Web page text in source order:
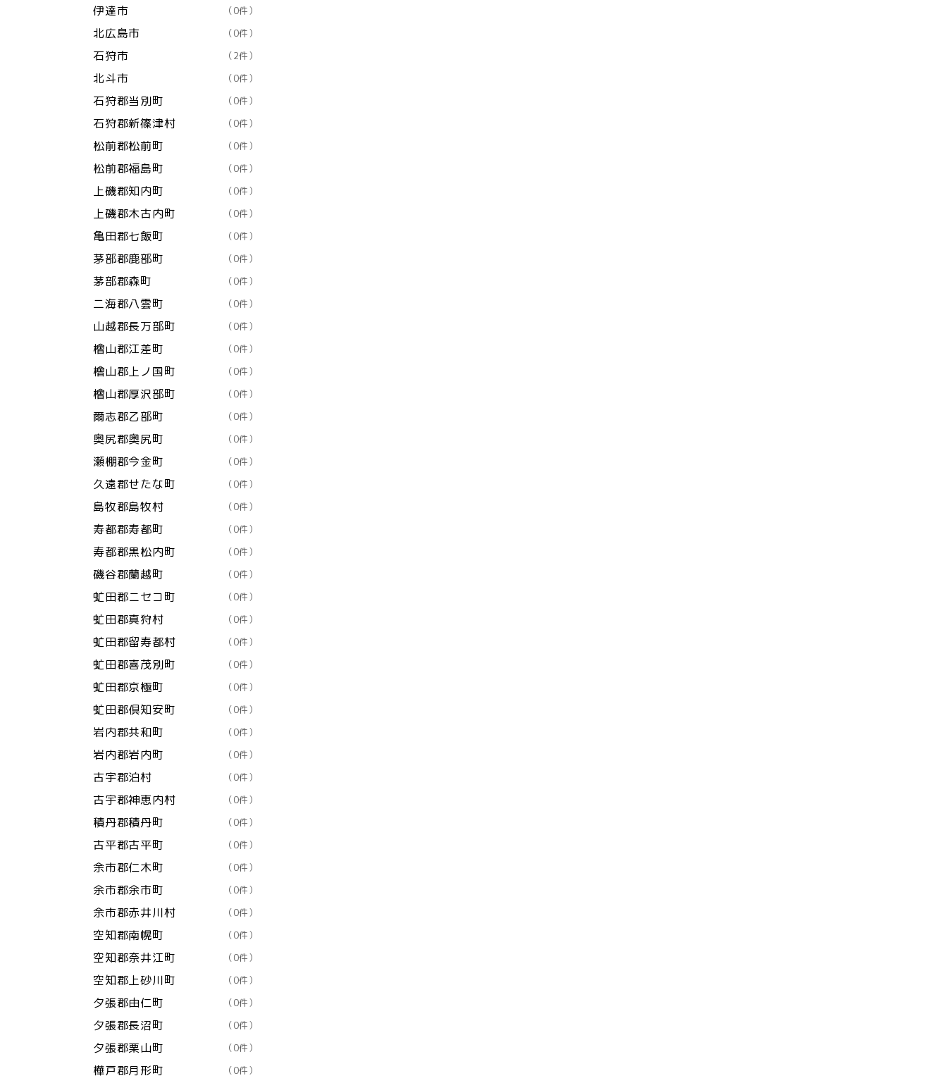
伊達市 （0件）
北広島市 （0件）
石狩市 （2件）
北斗市 （0件）
石狩郡当別町 （0件）
石狩郡新篠津村 （0件）
松前郡松前町 （0件）
松前郡福島町 （0件）
上磯郡知内町 （0件）
上磯郡木古内町 （0件）
亀田郡七飯町 （0件）
茅部郡鹿部町 （0件）
茅部郡森町 （0件）
二海郡八雲町 （0件）
山越郡長万部町 （0件）
檜山郡江差町 （0件）
檜山郡上ノ国町 （0件）
檜山郡厚沢部町 （0件）
爾志郡乙部町 （0件）
奥尻郡奥尻町 （0件）
瀬棚郡今金町 （0件）
久遠郡せたな町 （0件）
島牧郡島牧村 （0件）
寿都郡寿都町 （0件）
寿都郡黒松内町 （0件）
磯谷郡蘭越町 （0件）
虻田郡ニセコ町 （0件）
虻田郡真狩村 （0件）
虻田郡留寿都村 （0件）
虻田郡喜茂別町 （0件）
虻田郡京極町 （0件）
虻田郡倶知安町 （0件）
岩内郡共和町 （0件）
岩内郡岩内町 （0件）
古宇郡泊村 （0件）
古宇郡神恵内村 （0件）
積丹郡積丹町 （0件）
古平郡古平町 （0件）
余市郡仁木町 （0件）
余市郡余市町 （0件）
余市郡赤井川村 （0件）
空知郡南幌町 （0件）
空知郡奈井江町 （0件）
空知郡上砂川町 （0件）
夕張郡由仁町 （0件）
夕張郡長沼町 （0件）
夕張郡栗山町 （0件）
樺戸郡月形町 （0件）